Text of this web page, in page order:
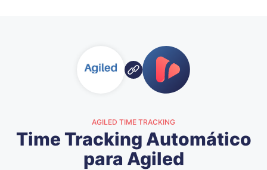
AGILED TIME TRACKING
Time Tracking Automático
para Agiled